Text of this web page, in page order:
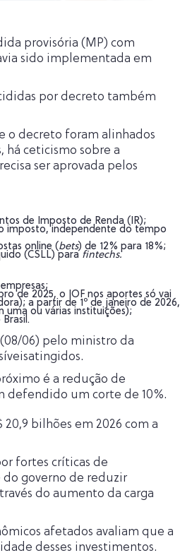
provisória (MP) com
sido implementada em
por decreto também
o decreto foram alinhados
há ceticismo sobre a
ser aprovada pelos
de Imposto de Renda (IR);
imposto, independente do tempo
online (bets) de 12% para 18%;
(CSLL) parafintechs.
de 2025, o IOF nos aportes só vai
a partir de 1º de janeiro de 2026,
uma ou várias instituições);
06) pelo ministro da
é a redução de
defendido um corte de 10%.
20,9 bilhões em 2026 com a
fortes críticas de
do governo de reduzir
do aumento da carga
afetados avaliam que a
desses investimentos.